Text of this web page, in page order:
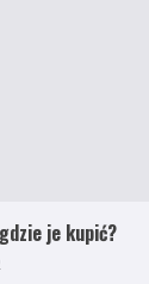
je kupić?